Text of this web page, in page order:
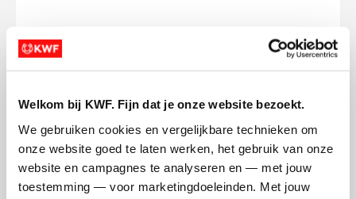
Welkom bij KWF. Fijn dat je onze website bezoekt.
We gebruiken cookies en vergelijkbare technieken om
onze website goed te laten werken, het gebruik van onze
website en campagnes te analyseren en — met jouw
toestemming — voor marketingdoeleinden. Met jouw
en betaal €0.75 extra.
Doneer nu